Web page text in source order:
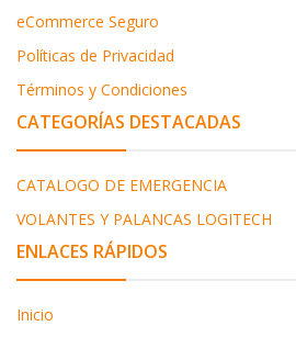
eCommerce Seguro
Políticas de Privacidad
Términos y Condiciones
CATEGORÍAS DESTACADAS
CATALOGO DE EMERGENCIA
VOLANTES Y PALANCAS LOGITECH
ENLACES RÁPIDOS
Inicio